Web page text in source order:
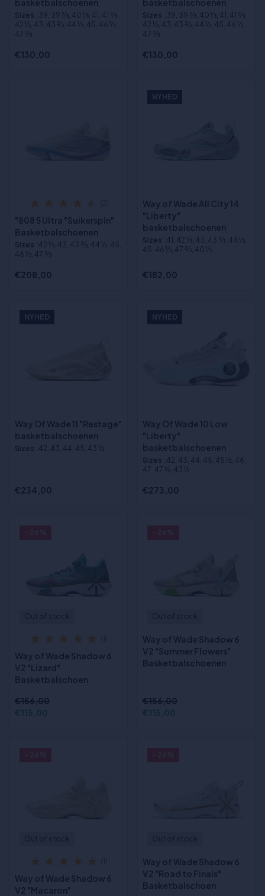
basketbalschoenen
Sizes :39, 39 2⁄3, 40 1⁄3, 41, 41 2⁄3,
42 1⁄3, 43, 43 2⁄3, 44 1⁄3, 45, 46 1⁄3,
47 2⁄3
€130,00
basketbalschoenen
Sizes :39, 39 2⁄3, 40 1⁄3, 41, 41 2⁄3,
42 1⁄3, 43, 43 2⁄3, 44 1⁄3, 45, 46 1⁄3,
47 2⁄3
€130,00
"808 5 Ultra "Suikerspin"
Basketbalschoenen
Sizes :42 1⁄3, 43, 43 2⁄3, 44 1⁄3, 45,
46 1⁄3, 47 2⁄3
€208,00
NYHED
Way of Wade All City 14
"Liberty"
basketbalschoenen
Sizes :41, 42 1⁄3, 43, 43 2⁄3, 44 1⁄3,
45, 46 1⁄3, 47 2⁄3, 40 1⁄3
€182,00
NYHED
Way Of Wade 11 "Restage"
basketbalschoenen
Sizes :42, 43, 44, 45, 43 ½
€234,00
NYHED
Way Of Wade 10 Low
"Liberty"
basketbalschoenen
Sizes :42, 43, 44, 45, 45 ½, 46,
47, 47 ½, 43 ½
€273,00
Way of Wade Shadow 6
V2 "Lizard"
Basketbalschoen
€156,00
€115,00
Way of Wade Shadow 6
V2 "Summer Flowers"
Basketbalschoenen
€156,00
€115,00
Way of Wade Shadow 6
V2 "Macaron"
Way of Wade Shadow 6
V2 "Road to Finals"
Basketbalschoen